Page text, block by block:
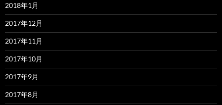
2018年1月
2017年12月
2017年11月
2017年10月
2017年9月
2017年8月